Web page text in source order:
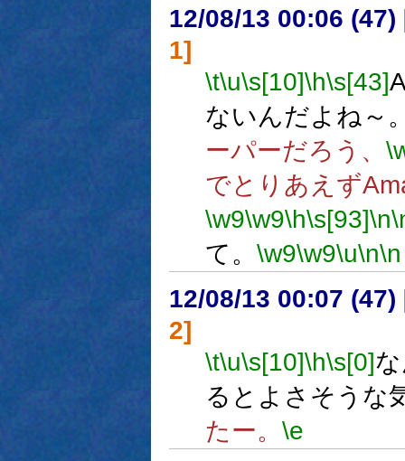
12/08/13 00:06 (47)
1]
\t\u\s[10]\h\s[43]
ないんだよね～
ーパーだろう、
でとりあえず
\w9\w9\h\s[93]\n
て。 \w9\w9\u\n\n
12/08/13 00:07 (47)
2]
\t\u\s[10]\h\s[0]
るとよさそうな
たー。 \e